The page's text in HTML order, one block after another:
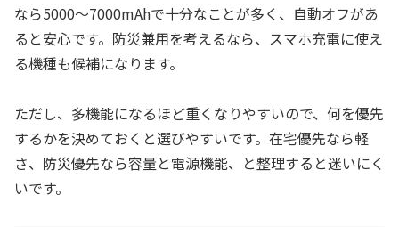
なら5000〜7000mAhで十分なことが多く、自動オフがあ
ると安心です。防災兼用を考えるなら、スマホ充電に使え
る機種も候補になります。
ただし、多機能になるほど重くなりやすいので、何を優先
するかを決めておくと選びやすいです。在宅優先なら軽
さ、防災優先なら容量と電源機能、と整理すると迷いにく
いです。